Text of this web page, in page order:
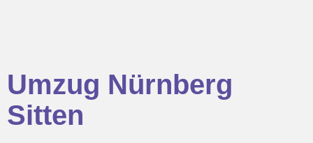
Umzug Nürnberg
Sitten